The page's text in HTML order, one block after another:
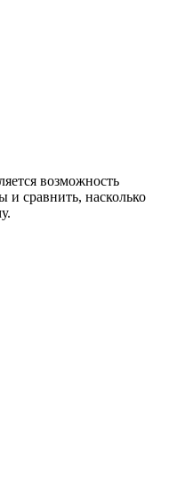
возможность
и сравнить, насколько